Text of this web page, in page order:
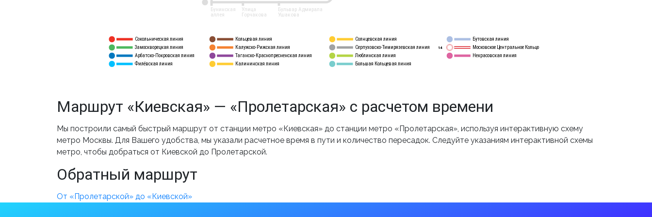
Сокольническая линия
Замоскворецкая линия
Арбатско-Покровская линия
Филёвская линия
Кольцевая линия
Калужско-Рижская линия
Таганско-Краснопресненская линия
Калининская линия
Солнцевская линия
Серпуховско-Тимирязевская линия
Люблинская линия
Бутовская линия
Московское Центральное Кольцо
Большая Кольцевая линия
Некрасовская линия
14
Бульвар Адмирала
Ушакова
Улица
Горчакова
Бунинская
аллея
Маршрут «Киевская» — «Пролетарская» с расчетом времени
Мы построили самый быстрый маршрут от станции метро «Киевская» до станции метро «Пролетарская», используя интерактивную схему
метро Москвы. Для Вашего удобства, мы указали расчетное время в пути и количество пересадок. Следуйте указаниям интерактивной схемы
метро, чтобы добраться от Киевской до Пролетарской.
Обратный маршрут
От «Пролетарской» до «Киевской»